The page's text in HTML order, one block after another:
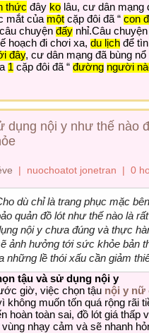
thức đây ko lâu, cư dân mạng
mắt của một cặp đôi đã “ con
chuyện đấy nhỉ.Câu
hoạch đi chơi xa, du lịch để
đây, cư dân mạng đã bùng
1 cặp đôi đã “ đường người
dụng nội y như thế nào
| nuochoatot jonetran | 0
dù chỉ là trang phục mặc
quản đồ lót như thế nào là
nội y chưa đúng và thực
ảnh hưởng tớisức khỏe bản
những lề thóixấu cần giảm
tậu vàsử dụng nội y
giờ, việc chọn tậu nội y nữ
không muốn tốn quá rộng rãi
hoàn toàn sai, đồ lót giá thấp
vùng nhạy cảm và sẽ nhanh